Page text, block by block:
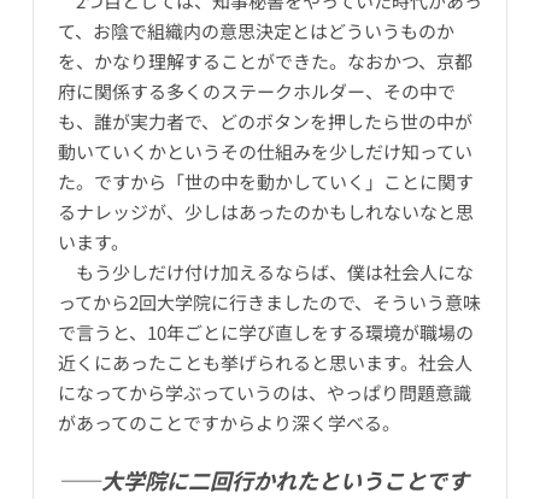
て、お陰で組織内の意思決定とはどういうものか
を、かなり理解することができた。なおかつ、京都
府に関係する多くのステークホルダー、その中で
も、誰が実力者で、どのボタンを押したら世の中が
動いていくかというその仕組みを少しだけ知ってい
た。ですから「世の中を動かしていく」ことに関す
るナレッジが、少しはあったのかもしれないなと思
います。
もう少しだけ付け加えるならば、僕は社会人にな
ってから2回大学院に行きましたので、そういう意味
で言うと、10年ごとに学び直しをする環境が職場の
近くにあったことも挙げられると思います。社会人
になってから学ぶっていうのは、やっぱり問題意識
があってのことですからより深く学べる。
――大学院に二回行かれたということです